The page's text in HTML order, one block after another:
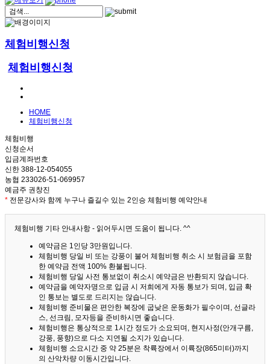
체험비행신청
체험비행신청
HOME
체험비행신청
체험비행
신청순서
입금계좌번호
신한 388-12-054055
농협 233026-51-069957
예금주 권창진
* 전문강사와 함께 누구나 즐길수 있는 2인승 체험비행 예약안내
체험비행 기타 안내사항 - 읽어두시면 도움이 됩니다. ^^
예약금은 1인당 3만원입니다.
체험비행 당일 비 또는 강풍이 불어 체험비행 취소 시 보험금을 포함
한 예약금 전액 100% 환불됩니다.
체험비행 당일 사전 통보없이 취소시 예약금은 반환되지 않습니다.
예약금을 예약자명으로 입금 시 저희에게 자동 통보가 되며, 입금 확
인 통보는 별도로 드리지는 않습니다.
체험비행 준비물은 편안한 복장에 굽낮은 운동화가 필수이며, 선글라
스, 선크림, 모자등을 준비하시면 좋습니다.
체험비행은 통상적으로 1시간 정도가 소요되며, 현지사정(안개구름,
강풍, 풍향)으로 다소 지연될 소지가 있습니다.
체험비행 소요시간 중 약 25분은 착륙장에서 이륙장(865미터)까지
의 산악차량 이동시간입니다.